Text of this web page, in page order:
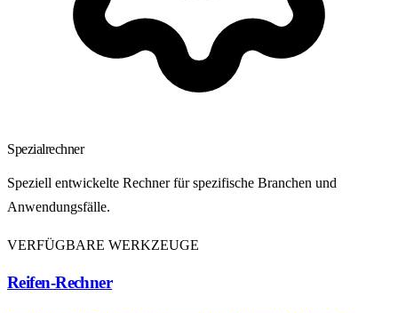
Spezialrechner
Speziell entwickelte Rechner für spezifische Branchen und
Anwendungsfälle.
VERFÜGBARE WERKZEUGE
Reifen-Rechner